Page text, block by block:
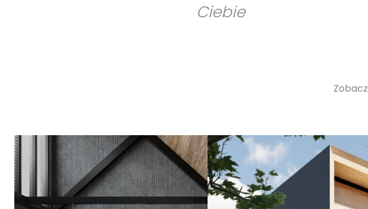
Ciebie
Zobacz